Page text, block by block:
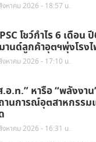
งหาคม 2026 - 18:57 น.
โชว์กำไร 6 เดือน
านด์ลูกค้าอุตฯพุ่งโรง
งหาคม 2026 - 17:10 น.
.อ.ท.” หารือ “พลังงาน
านการณ์อุตสาหกรรม
งหาคม 2026 - 16:31 น.